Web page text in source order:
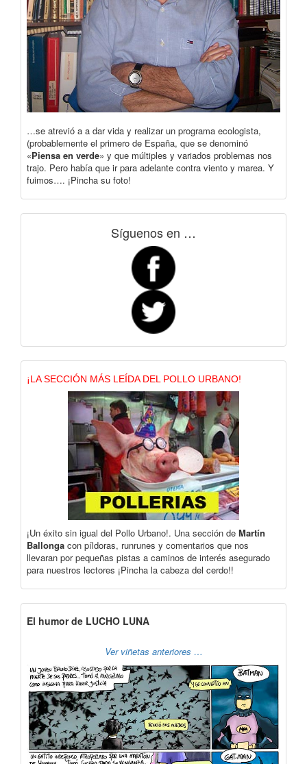
…se atrevió a a dar vida y realizar un programa ecologista,
(probablemente el primero de España, que se denominó
«Piensa en verde» y que múltiples y variados problemas nos
trajo. Pero había que ir para adelante contra viento y marea. Y
fuimos…. ¡Pincha su foto!
Síguenos en …
¡LA SECCIÓN MÁS LEÍDA DEL POLLO URBANO!
¡Un éxito sin igual del Pollo Urbano!. Una sección de Martín
Ballonga con píldoras, runrunes y comentarios que nos
llevaran por pequeñas pistas a caminos de interés asegurado
para nuestros lectores ¡Pincha la cabeza del cerdo!!
El humor de LUCHO LUNA
Ver viñetas anteriores …